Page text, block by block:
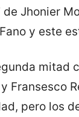
de Jhonier
y este
mitad
Fransesco
pero los